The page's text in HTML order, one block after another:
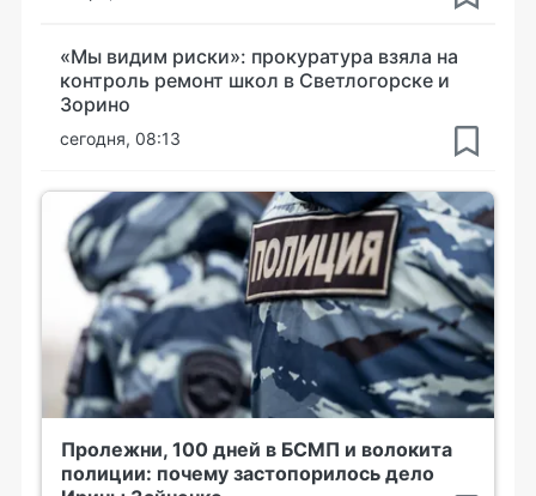
«Мы видим риски»: прокуратура взяла на
контроль ремонт школ в Светлогорске и
Зорино
сегодня, 08:13
Пролежни, 100 дней в БСМП и волокита
полиции: почему застопорилось дело